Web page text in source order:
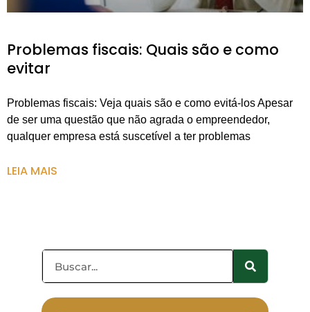
Problemas fiscais: Quais são e como
evitar
Problemas fiscais: Veja quais são e como evitá-los Apesar
de ser uma questão que não agrada o empreendedor,
qualquer empresa está suscetível a ter problemas
LEIA MAIS